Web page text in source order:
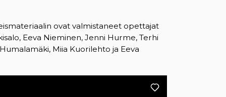
ovat valmistaneet opettajat
Eeva Nieminen, Jenni Hurme, Terhi
Miia Kuorilehto ja Eeva